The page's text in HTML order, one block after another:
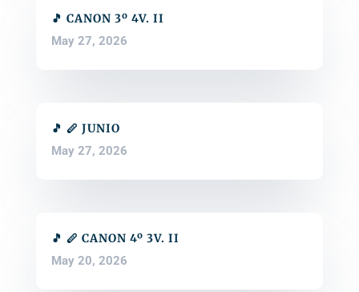
🎵 CANON 3º 4V. II
May 27, 2026
🎵 🪈 JUNIO
May 27, 2026
🎵 🪈 CANON 4º 3V. II
May 20, 2026